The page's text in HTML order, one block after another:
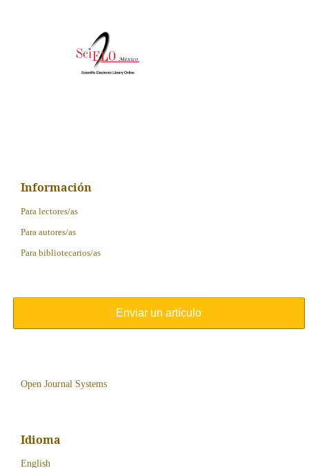
Información
Para lectores/as
Para autores/as
Para bibliotecarios/as
Enviar un artículo
Open Journal Systems
Idioma
English